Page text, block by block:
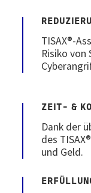
TISAX®-
Risiko von
ZEIT- &
Dank der
des
und Geld.